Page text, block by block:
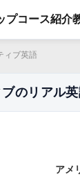
プコース紹介
ィブ英語
ブのリア
アメ